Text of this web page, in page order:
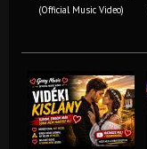
(Official Music Video)